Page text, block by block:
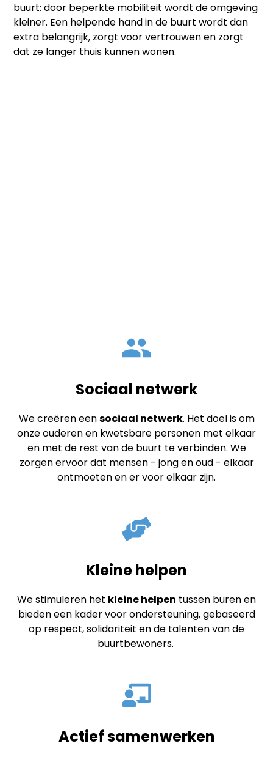
buurt: door beperkte mobiliteit wordt de omgeving
kleiner. Een helpende hand in de buurt wordt dan
extra belangrijk, zorgt voor vertrouwen en zorgt
dat ze langer thuis kunnen wonen.
Sociaal netwerk
We creëren eensociaal netwerk. Het doel is om
onze ouderen en kwetsbare personen met elkaar
en met de rest van de buurt te verbinden. We
zorgen ervoor dat mensen - jong en oud - elkaar
ontmoeten en er voor elkaar zijn.
Kleine helpen
We stimuleren het kleine helpen tussen buren en
bieden een kader voor ondersteuning, gebaseerd
op respect, solidariteit en de talenten van de
buurtbewoners. ​
Actief samenwerken